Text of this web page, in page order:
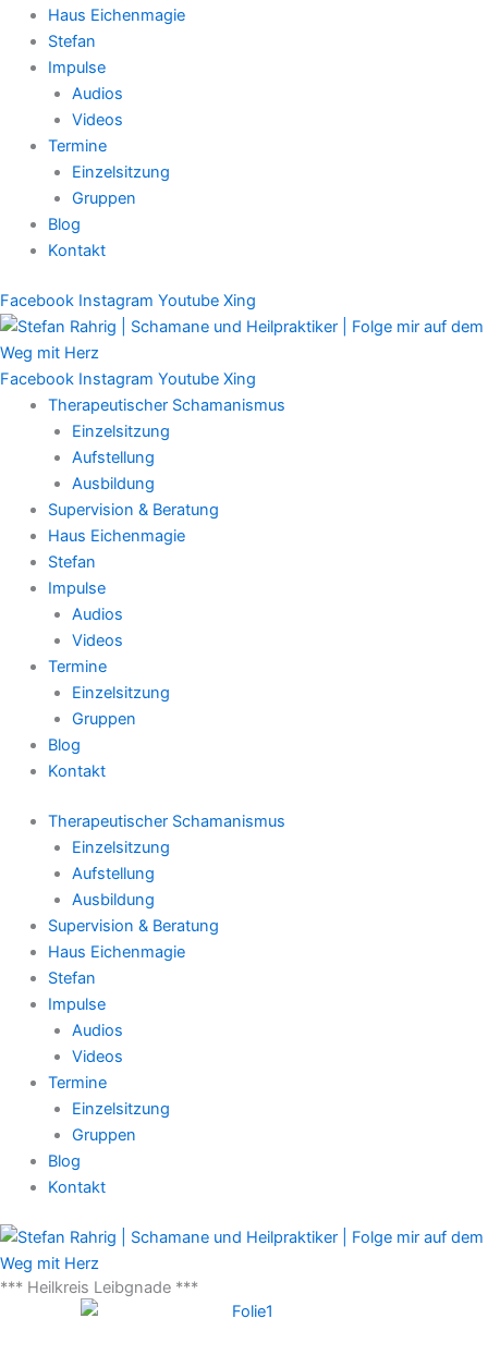
Haus Eichenmagie
Stefan
Impulse
Audios
Videos
Termine
Einzelsitzung
Gruppen
Blog
Kontakt
Facebook Instagram Youtube Xing
Facebook Instagram Youtube Xing
Therapeutischer Schamanismus
Einzelsitzung
Aufstellung
Ausbildung
Supervision & Beratung
Haus Eichenmagie
Stefan
Impulse
Audios
Videos
Termine
Einzelsitzung
Gruppen
Blog
Kontakt
Therapeutischer Schamanismus
Einzelsitzung
Aufstellung
Ausbildung
Supervision & Beratung
Haus Eichenmagie
Stefan
Impulse
Audios
Videos
Termine
Einzelsitzung
Gruppen
Blog
Kontakt
*** Heilkreis Leibgnade ***